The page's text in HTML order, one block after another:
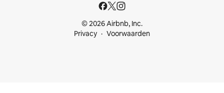
© 2026 Airbnb, Inc.
Privacy
Voorwaarden